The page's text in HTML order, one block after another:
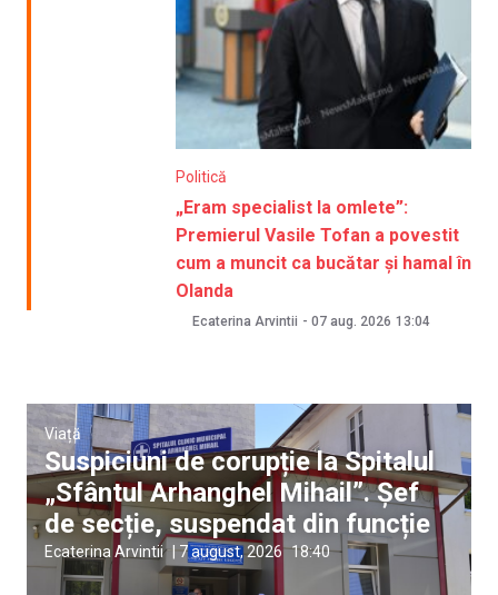
Politică
„Eram specialist la omlete”:
Premierul Vasile Tofan a povestit
cum a muncit ca bucătar și hamal în
Olanda
Ecaterina Arvintii - 07 aug. 2026 13:04
Viață
Suspiciuni de corupție la Spitalul
„Sfântul Arhanghel Mihail”. Șef
de secție, suspendat din funcție
Ecaterina Arvintii 7 august, 2026 18:40